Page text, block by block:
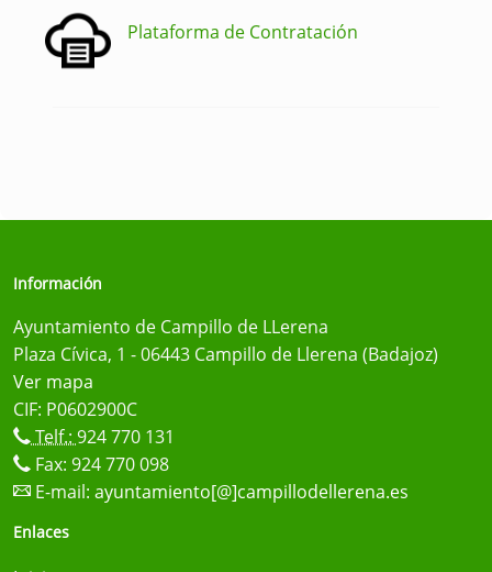
Plataforma de Contratación
Información
Ayuntamiento de Campillo de LLerena
Plaza Cívica, 1 - 06443 Campillo de Llerena (Badajoz)
Ver mapa
CIF: P0602900C
Telf.: 924 770 131
Fax: 924 770 098
E-mail: ayuntamiento[@]campillodellerena.es
Enlaces